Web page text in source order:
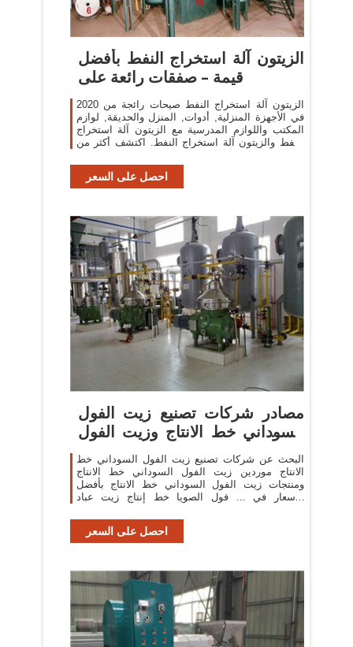
الزيتون آلة استخراج النفط بأفضل
قيمة – صفقات رائعة على
الزيتون آلة استخراج النفط صيحات رائجة من 2020
في الأجهزة المنزلية, أدوات, المنزل والحديقة, لوازم
المكتب واللوازم المدرسية مع الزيتون آلة استخراج
النفط والزيتون آلة استخراج النفط. اكتشف أكثر من
احصل على السعر
مصادر شركات تصنيع زيت الفول
السوداني خط الانتاج وزيت الفول
...
البحث عن شركات تصنيع زيت الفول السوداني خط
الانتاج موردين زيت الفول السوداني خط الانتاج
ومنتجات زيت الفول السوداني خط الانتاج بأفضل
الأسعار في ... فول الصويا خط إنتاج زيت عباد
احصل على السعر